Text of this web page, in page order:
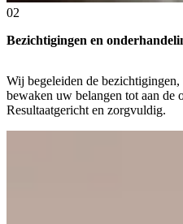
02
Bezichtigingen en
Wij begeleiden de
bewaken uw belangen tot aan de
Resultaatgericht en zorgvuldig.